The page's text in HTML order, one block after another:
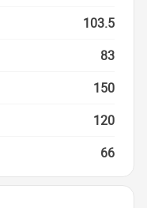
103.5
83
150
120
66